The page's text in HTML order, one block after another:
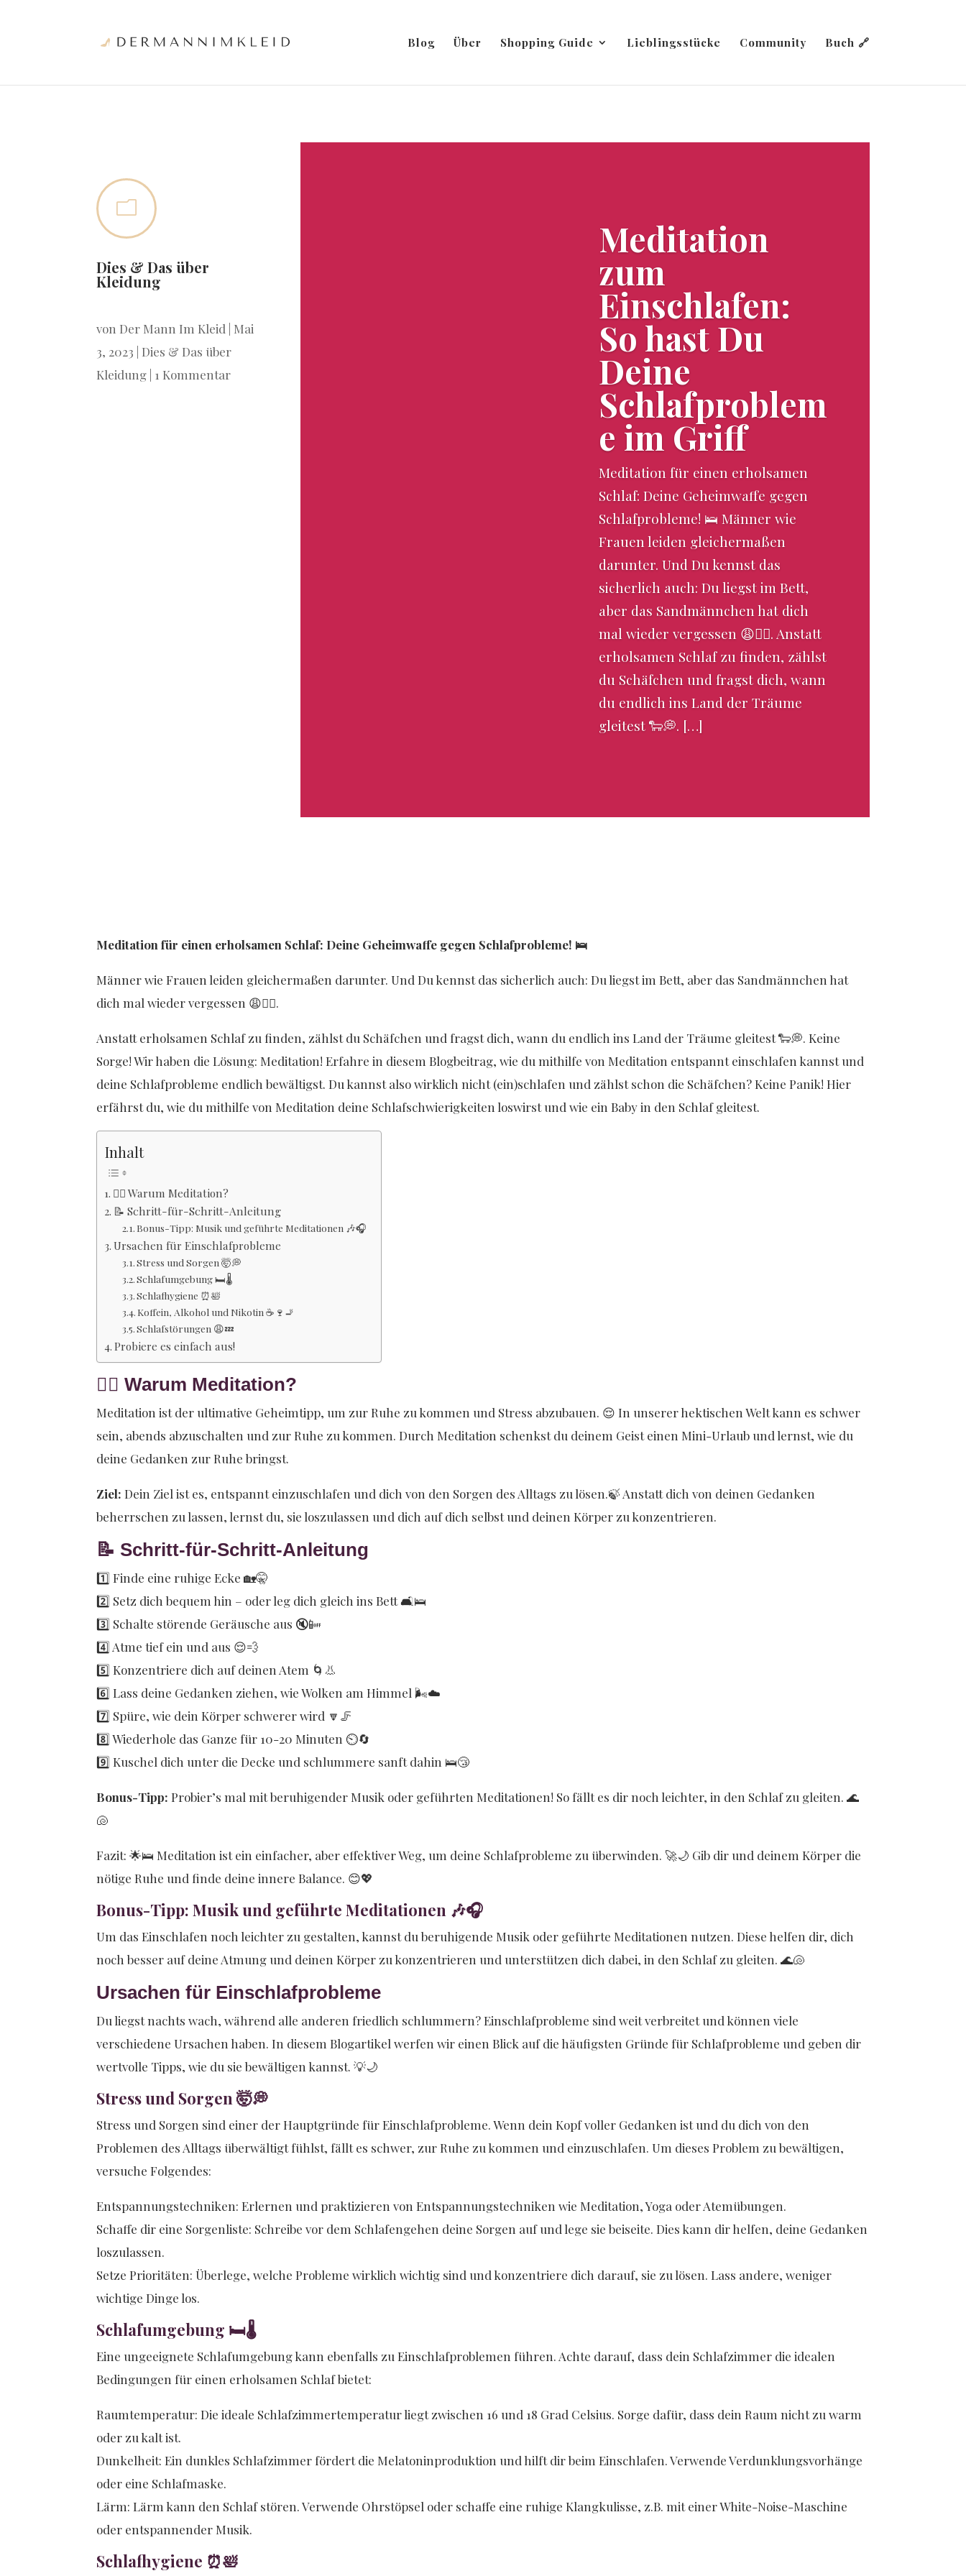
Blog Über Shopping Guide Lieblingsstücke Community Buch 🔗
m
Dies & Das über
Kleidung
von Der Mann Im Kleid Mai
3, 2023 Dies & Das über
Kleidung 1 Kommentar
Meditation
zum
Einschlafen:
So hast Du
Deine
Schlafproblem
e im Griff
Meditation für einen erholsamen
Schlaf: Deine Geheimwaffe gegen
Schlafprobleme! 🛌 Männer wie
Frauen leiden gleichermaßen
darunter. Und Du kennst das
sicherlich auch: Du liegst im Bett,
aber das Sandmännchen hat dich
mal wieder vergessen 😩🧚‍♂️. Anstatt
erholsamen Schlaf zu finden, zählst
du Schäfchen und fragst dich, wann
du endlich ins Land der Träume
gleitest 🐑💭. […]
Meditation für einen erholsamen Schlaf: Deine Geheimwaffe gegen Schlafprobleme! 🛌
Männer wie Frauen leiden gleichermaßen darunter. Und Du kennst das sicherlich auch: Du liegst im Bett, aber das Sandmännchen hat
dich mal wieder vergessen 😩🧚‍♂️.
Anstatt erholsamen Schlaf zu finden, zählst du Schäfchen und fragst dich, wann du endlich ins Land der Träume gleitest 🐑💭. Keine
Sorge! Wir haben die Lösung: Meditation! Erfahre in diesem Blogbeitrag, wie du mithilfe von Meditation entspannt einschlafen kannst und
deine Schlafprobleme endlich bewältigst. Du kannst also wirklich nicht (ein)schlafen und zählst schon die Schäfchen? Keine Panik! Hier
erfährst du, wie du mithilfe von Meditation deine Schlafschwierigkeiten loswirst und wie ein Baby in den Schlaf gleitest.
Inhalt
🧘‍♂️ Warum Meditation?
📝 Schritt-für-Schritt-Anleitung
Bonus-Tipp: Musik und geführte Meditationen 🎶🎧
Ursachen für Einschlafprobleme
Stress und Sorgen 🤯💭
Schlafumgebung 🛏️🌡️
Schlafhygiene ⏰🛀
Koffein, Alkohol und Nikotin ☕️🍷🚬
Schlafstörungen 😩💤
Probiere es einfach aus!
🧘‍♂️ Warum Meditation?
Meditation ist der ultimative Geheimtipp, um zur Ruhe zu kommen und Stress abzubauen. 😌 In unserer hektischen Welt kann es schwer
sein, abends abzuschalten und zur Ruhe zu kommen. Durch Meditation schenkst du deinem Geist einen Mini-Urlaub und lernst, wie du
deine Gedanken zur Ruhe bringst.
Ziel: Dein Ziel ist es, entspannt einzuschlafen und dich von den Sorgen des Alltags zu lösen.🍃 Anstatt dich von deinen Gedanken
beherrschen zu lassen, lernst du, sie loszulassen und dich auf dich selbst und deinen Körper zu konzentrieren.
📝 Schritt-für-Schritt-Anleitung
1️⃣ Finde eine ruhige Ecke 🏡🤫
2️⃣ Setz dich bequem hin – oder leg dich gleich ins Bett 🛋️🛌
3️⃣ Schalte störende Geräusche aus 🔇📴
4️⃣ Atme tief ein und aus 😌💨
5️⃣ Konzentriere dich auf deinen Atem 🌀👃
6️⃣ Lass deine Gedanken ziehen, wie Wolken am Himmel 🌬️☁️
7️⃣ Spüre, wie dein Körper schwerer wird 🔽🦵
8️⃣ Wiederhole das Ganze für 10-20 Minuten ⏲️🔄
9️⃣ Kuschel dich unter die Decke und schlummere sanft dahin 🛌😴
Bonus-Tipp: Probier’s mal mit beruhigender Musik oder geführten Meditationen! So fällt es dir noch leichter, in den Schlaf zu gleiten. 🌊
🐚
Fazit: 🌟🛌 Meditation ist ein einfacher, aber effektiver Weg, um deine Schlafprobleme zu überwinden. 🚀🌙 Gib dir und deinem Körper die
nötige Ruhe und finde deine innere Balance. 😊💖
Bonus-Tipp: Musik und geführte Meditationen 🎶🎧
Um das Einschlafen noch leichter zu gestalten, kannst du beruhigende Musik oder geführte Meditationen nutzen. Diese helfen dir, dich
noch besser auf deine Atmung und deinen Körper zu konzentrieren und unterstützen dich dabei, in den Schlaf zu gleiten. 🌊🐚
Ursachen für Einschlafprobleme
Du liegst nachts wach, während alle anderen friedlich schlummern? Einschlafprobleme sind weit verbreitet und können viele
verschiedene Ursachen haben. In diesem Blogartikel werfen wir einen Blick auf die häufigsten Gründe für Schlafprobleme und geben dir
wertvolle Tipps, wie du sie bewältigen kannst. 💡🌙
Stress und Sorgen 🤯💭
Stress und Sorgen sind einer der Hauptgründe für Einschlafprobleme. Wenn dein Kopf voller Gedanken ist und du dich von den
Problemen des Alltags überwältigt fühlst, fällt es schwer, zur Ruhe zu kommen und einzuschlafen. Um dieses Problem zu bewältigen,
versuche Folgendes:
Entspannungstechniken: Erlernen und praktizieren von Entspannungstechniken wie Meditation, Yoga oder Atemübungen.
Schaffe dir eine Sorgenliste: Schreibe vor dem Schlafengehen deine Sorgen auf und lege sie beiseite. Dies kann dir helfen, deine Gedanken
loszulassen.
Setze Prioritäten: Überlege, welche Probleme wirklich wichtig sind und konzentriere dich darauf, sie zu lösen. Lass andere, weniger
wichtige Dinge los.
Schlafumgebung 🛏️🌡️
Eine ungeeignete Schlafumgebung kann ebenfalls zu Einschlafproblemen führen. Achte darauf, dass dein Schlafzimmer die idealen
Bedingungen für einen erholsamen Schlaf bietet:
Raumtemperatur: Die ideale Schlafzimmertemperatur liegt zwischen 16 und 18 Grad Celsius. Sorge dafür, dass dein Raum nicht zu warm
oder zu kalt ist.
Dunkelheit: Ein dunkles Schlafzimmer fördert die Melatoninproduktion und hilft dir beim Einschlafen. Verwende Verdunklungsvorhänge
oder eine Schlafmaske.
Lärm: Lärm kann den Schlaf stören. Verwende Ohrstöpsel oder schaffe eine ruhige Klangkulisse, z.B. mit einer White-Noise-Maschine
oder entspannender Musik.
Schlafhygiene ⏰🛀